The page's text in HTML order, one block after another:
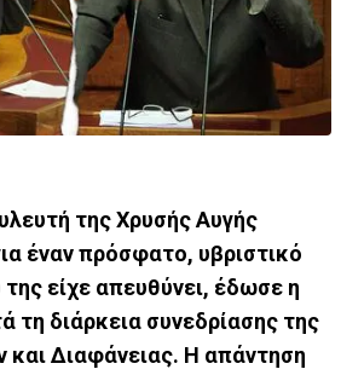
της Χρυσής Αυγής
έναν πρόσφατο, υβριστικό
είχε απευθύνει, έδωσε η
τη διάρκεια συνεδρίασης της
Διαφάνειας. Η απάντηση